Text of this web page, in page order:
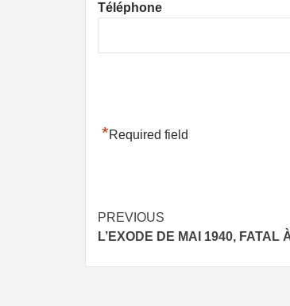
Téléphone
*Required field
Post
navigation
PREVIOUS
L’EXODE DE MAI 1940, FATAL